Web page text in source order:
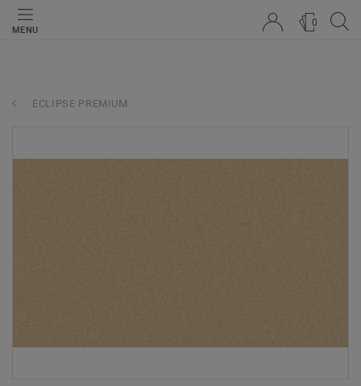
MENU
0
ECLIPSE PREMIUM